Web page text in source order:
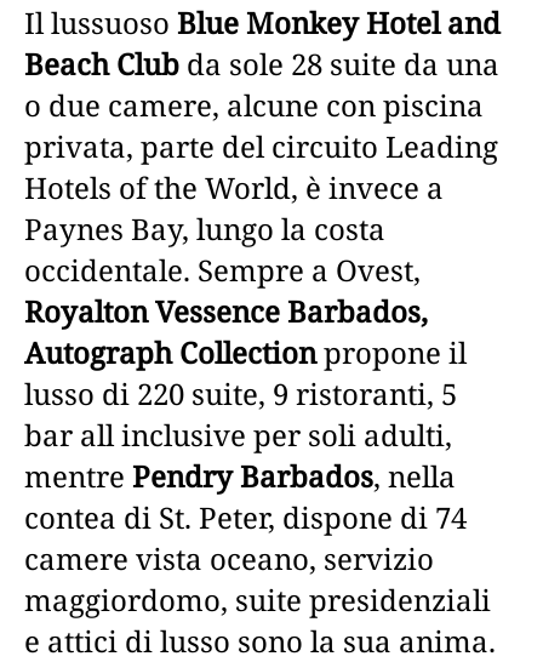
Il lussuoso Blue Monkey Hotel and
Beach Club da sole 28 suite da una
o due camere, alcune con piscina
privata, parte del circuito Leading
Hotels of the World, è invece a
Paynes Bay, lungo la costa
occidentale. Sempre a Ovest,
Royalton Vessence Barbados,
Autograph Collectionpropone il
lusso di 220 suite, 9 ristoranti, 5
bar all inclusive per soli adulti,
mentre Pendry Barbados, nella
contea di St. Peter, dispone di 74
camere vista oceano, servizio
maggiordomo, suite presidenziali
e attici di lusso sono la sua anima.